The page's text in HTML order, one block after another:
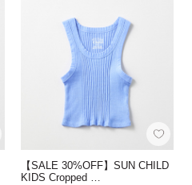
【SALE 30%OFF】SUN CHILD
KIDS Cropped …